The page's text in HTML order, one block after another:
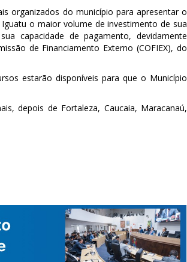
organizados do município para apresentar o
o maior volume de investimento de sua
capacidade de pagamento, devidamente
de Financiamento Externo (COFIEX), do
estarão disponíveis para que o Município
depois de Fortaleza, Caucaia, Maracanaú,